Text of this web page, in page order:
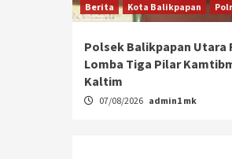
Berita Kota Balikpapan
Polsek Balikpapan Utara
Lomba Tiga Pilar
Kaltim
07/08/2026 admin1 mk